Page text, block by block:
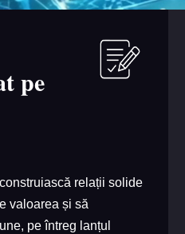
pe
relații solide
valoarea și să
pe întreg lanțul